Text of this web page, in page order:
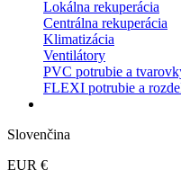
Lokálna rekuperácia
Centrálna rekuperácia
Klimatizácia
Ventilátory
PVC potrubie a
FLEXI potrubie a
Slovenčina
EUR €